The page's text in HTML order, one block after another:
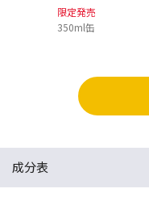
限定発売
350ml缶
成分表